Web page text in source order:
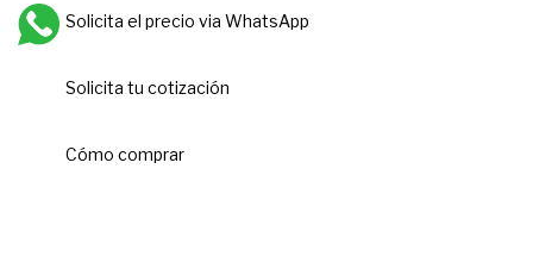
Solicita el precio via WhatsApp
Solicita tu cotización
Cómo comprar